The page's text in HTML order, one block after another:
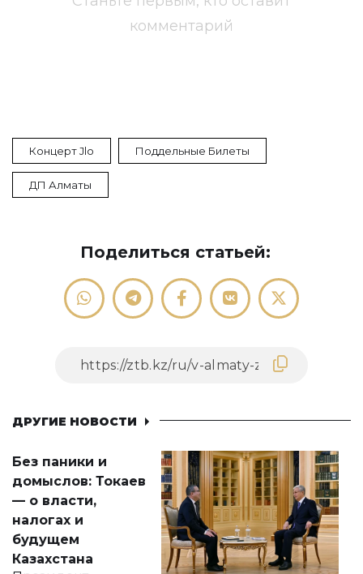
комментарий
Концерт Jlo Поддельные Билеты
ДП Алматы
Поделиться статьей:
ДРУГИЕ НОВОСТИ
Без паники и
домыслов: Токаев
— о власти,
налогах и
будущем
Казахстана